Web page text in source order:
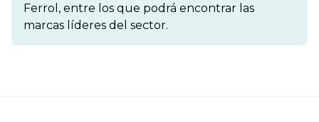
Ferrol, entre los que podrá encontrar las
marcas líderes del sector.